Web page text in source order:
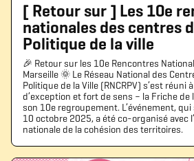
[ Retour sur ] Les 10e
nationales des centres
Politique de la ville
🎉 Retour sur les 10e Rencontres
Marseille 🌞 Le Réseau National des
Politique de la Ville (RNCRPV) s’est réuni
d’exception et fort de sens – la Friche de
son 10e regroupement. L’événement, qui
10 octobre 2025, a été co-organisé avec
nationale de la cohésion des territoires.